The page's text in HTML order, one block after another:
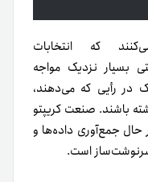
که انتخابات
بسیار نزدیک مواجه
در رأیی که می‌دهند،
باشند. صنعت کریپتو
جمع‌آوری داده‌ها و
است.